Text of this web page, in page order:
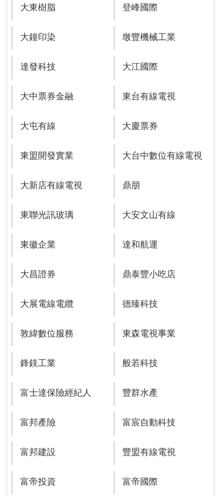
大東樹脂 登峰國際
大鐘印染 墩豐機械工業
達發科技 大江國際
大中票券金融 東台有線電視
大屯有線 大慶票券
東盟開發實業 大台中數位有線電視
大新店有線電視 鼎朋
東聯光訊玻璃 大安文山有線
東徽企業 達和航運
大昌證券 鼎泰豐小吃店
大展電線電纜 德臻科技
敦緯數位服務 東森電視事業
鋒鎂工業 般若科技
富士達保險經紀人 豐群水產
富邦產險 富宸自動科技
富邦建設 豐盟有線電視
富帝投資 富帝國際